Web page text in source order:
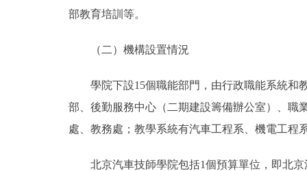
部教育培訓等。
（二）機構設置情況
學院下設15個職能部門，由行政職能系統和
部、後勤服務中心（二期建設籌備辦公室）、職
處、教務處；教學系統有汽車工程系、機電工程
北京汽車技師學院包括1個預算單位，即北京